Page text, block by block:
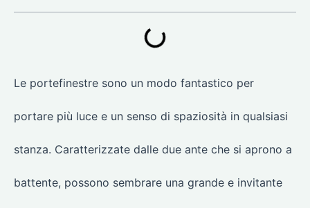
Le portefinestre sono un modo fantastico per
portare più luce e un senso di spaziosità in qualsiasi
stanza. Caratterizzate dalle due ante che si aprono a
battente, possono sembrare una grande e invitante